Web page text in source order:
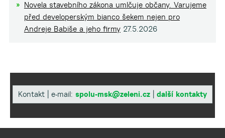
Novela stavebního zákona umlčuje občany. Varujeme
před developerským bianco šekem nejen pro
Andreje Babiše a jeho firmy 27.5.2026
Kontakt | e-mail: spolu-msk@zeleni.cz další kontakty